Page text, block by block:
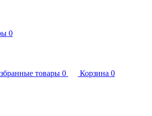
0
товары 0 Корзина 0